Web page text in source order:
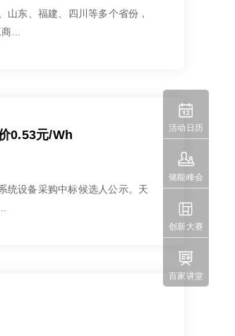

活动日历

储能峰会

创新大赛

百家讲堂
东、福建、四川等多个省份，
...
0.53元/Wh
统设备采购中标候选人公示。天